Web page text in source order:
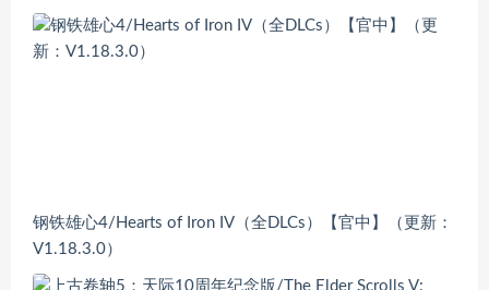
钢铁雄心4/Hearts of Iron IV（全DLCs）【官中】（更新：
V1.18.3.0）